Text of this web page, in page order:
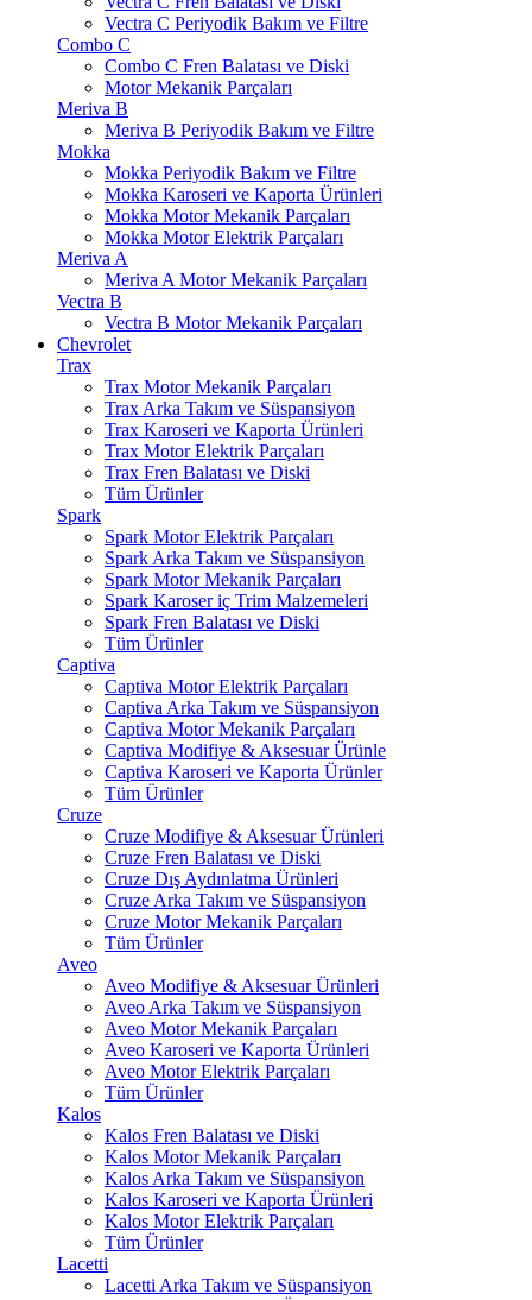
Vectra C Periyodik Bakım ve Filtre
Combo C
Combo C Fren Balatası ve Diski
Motor Mekanik Parçaları
Meriva B
Meriva B Periyodik Bakım ve Filtre
Mokka
Mokka Periyodik Bakım ve Filtre
Mokka Karoseri ve Kaporta Ürünleri
Mokka Motor Mekanik Parçaları
Mokka Motor Elektrik Parçaları
Meriva A
Meriva A Motor Mekanik Parçaları
Vectra B
Vectra B Motor Mekanik Parçaları
Chevrolet
Trax
Trax Motor Mekanik Parçaları
Trax Arka Takım ve Süspansiyon
Trax Karoseri ve Kaporta Ürünleri
Trax Motor Elektrik Parçaları
Trax Fren Balatası ve Diski
Tüm Ürünler
Spark
Spark Motor Elektrik Parçaları
Spark Arka Takım ve Süspansiyon
Spark Motor Mekanik Parçaları
Spark Karoser iç Trim Malzemeleri
Spark Fren Balatası ve Diski
Tüm Ürünler
Captiva
Captiva Motor Elektrik Parçaları
Captiva Arka Takım ve Süspansiyon
Captiva Motor Mekanik Parçaları
Captiva Modifiye & Aksesuar Ürünle
Captiva Karoseri ve Kaporta Ürünler
Tüm Ürünler
Cruze
Cruze Modifiye & Aksesuar Ürünleri
Cruze Fren Balatası ve Diski
Cruze Dış Aydınlatma Ürünleri
Cruze Arka Takım ve Süspansiyon
Cruze Motor Mekanik Parçaları
Tüm Ürünler
Aveo
Aveo Modifiye & Aksesuar Ürünleri
Aveo Arka Takım ve Süspansiyon
Aveo Motor Mekanik Parçaları
Aveo Karoseri ve Kaporta Ürünleri
Aveo Motor Elektrik Parçaları
Tüm Ürünler
Kalos
Kalos Fren Balatası ve Diski
Kalos Motor Mekanik Parçaları
Kalos Arka Takım ve Süspansiyon
Kalos Karoseri ve Kaporta Ürünleri
Kalos Motor Elektrik Parçaları
Tüm Ürünler
Lacetti
Lacetti Arka Takım ve Süspansiyon